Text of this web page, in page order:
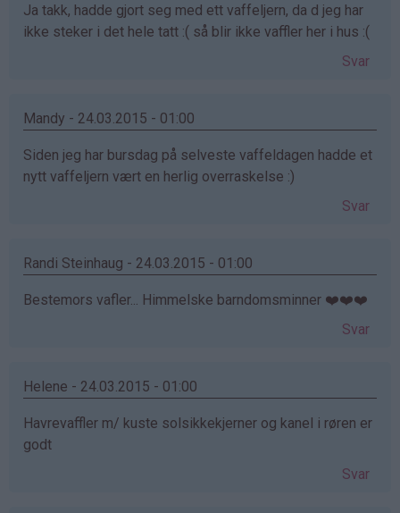
Ja takk, hadde gjort seg med ett vaffeljern, da d jeg har
ikke steker i det hele tatt :( så blir ikke vaffler her i hus :(
Svar
Mandy - 24.03.2015 - 01:00
Siden jeg har bursdag på selveste vaffeldagen hadde et
nytt vaffeljern vært en herlig overraskelse :)
Svar
Randi Steinhaug - 24.03.2015 - 01:00
Bestemors vafler... Himmelske barndomsminner ❤️❤️❤️
Svar
Helene - 24.03.2015 - 01:00
Havrevaffler m/ kuste solsikkekjerner og kanel i røren er
godt
Svar